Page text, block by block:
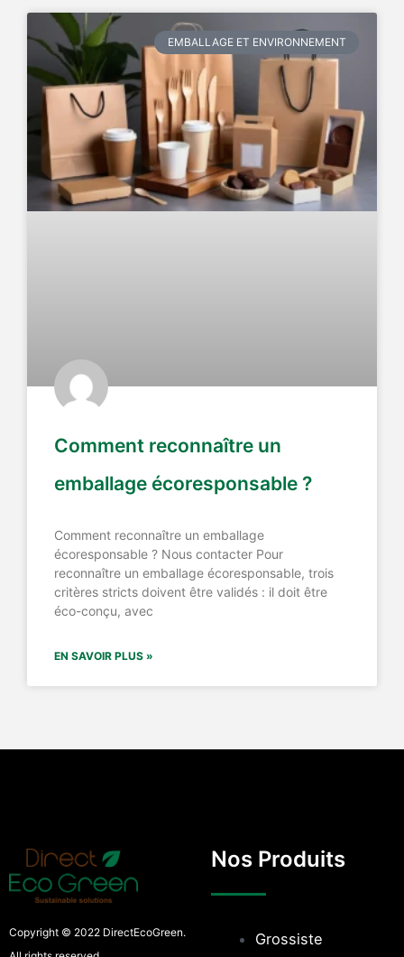
EMBALLAGE ET ENVIRONNEMENT
Comment reconnaître un
emballage écoresponsable ?
Comment reconnaître un emballage
écoresponsable ? Nous contacter Pour
reconnaître un emballage écoresponsable, trois
critères stricts doivent être validés : il doit être
éco-conçu, avec
EN SAVOIR PLUS »
Copyright © 2022 DirectEcoGreen.
Nos Produits
Grossiste